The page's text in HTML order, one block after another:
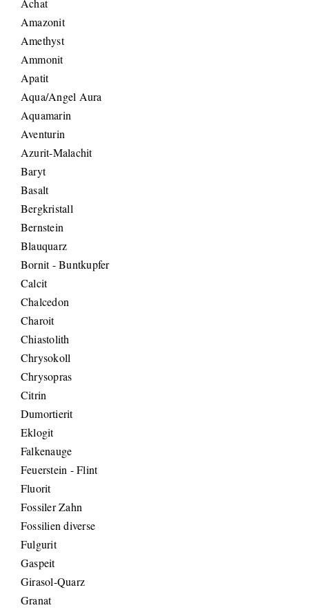
Achat
Amazonit
Amethyst
Ammonit
Apatit
Aqua/Angel Aura
Aquamarin
Aventurin
Azurit-Malachit
Baryt
Basalt
Bergkristall
Bernstein
Blauquarz
Bornit - Buntkupfer
Calcit
Chalcedon
Charoit
Chiastolith
Chrysokoll
Chrysopras
Citrin
Dumortierit
Eklogit
Falkenauge
Feuerstein - Flint
Fluorit
Fossiler Zahn
Fossilien diverse
Fulgurit
Gaspeit
Girasol-Quarz
Granat